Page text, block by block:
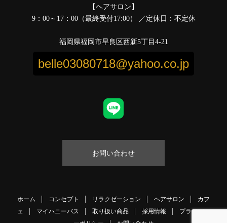
【ヘアサロン】
9：00～17：00（最終受付17:00） ／定休日：不定休
福岡県福岡市早良区西新5丁目4-21
belle03080718@yahoo.co.jp
お問い合わせ
ホーム コンセプト リラクゼーション ヘアサロン
カフ
ェ
マイハニーバス 取り扱い商品 採用情報
プライバシ